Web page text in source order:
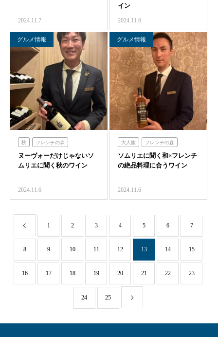
2024.11.7
イン
2024.11.6
グルメ情報
秋 フレンチの森
ヌーヴォーだけじゃないソ
ムリエに聞く秋のワイン
2024.11.6
グルメ情報
大人旅 フレンチの森
ソムリエに聞く和×フレンチ
の絶品料理に合うワイン
2024.11.6
1 2 3 4 5 6 7
8 9 10 11 12 13 14 15
16 17 18 19 20 21 22 23
24 25